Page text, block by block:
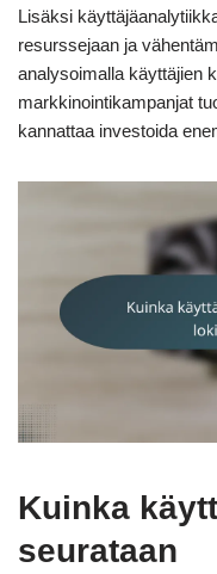
Lisäksi
resurssejaan ja
analysoimalla käyttäjien
markkinointikampanjat
kannattaa investoida
Kuinka
seurataan